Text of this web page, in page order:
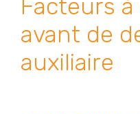
Facteurs
avant de
auxiliaire